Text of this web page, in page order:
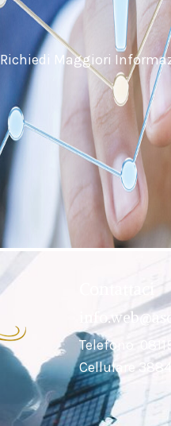
Telefono
Cellulare
Richiedi Maggiori